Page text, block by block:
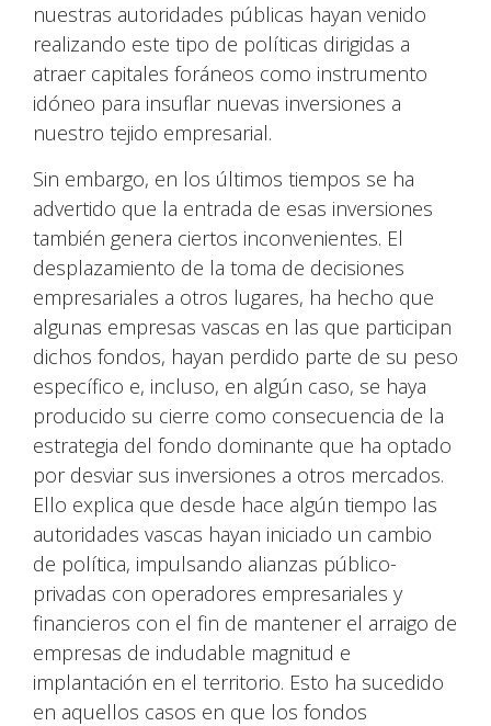
nuestras autoridades públicas hayan venido
realizando este tipo de políticas dirigidas a
atraer capitales foráneos como instrumento
idóneo para insuflar nuevas inversiones a
nuestro tejido empresarial.
Sin embargo, en los últimos tiempos se ha
advertido que la entrada de esas inversiones
también genera ciertos inconvenientes. El
desplazamiento de la toma de decisiones
empresariales a otros lugares, ha hecho que
algunas empresas vascas en las que participan
dichos fondos, hayan perdido parte de su peso
específico e, incluso, en algún caso, se haya
producido su cierre como consecuencia de la
estrategia del fondo dominante que ha optado
por desviar sus inversiones a otros mercados.
Ello explica que desde hace algún tiempo las
autoridades vascas hayan iniciado un cambio
de política, impulsando alianzas público-
privadas con operadores empresariales y
financieros con el fin de mantener el arraigo de
empresas de indudable magnitud e
implantación en el territorio. Esto ha sucedido
en aquellos casos en que los fondos